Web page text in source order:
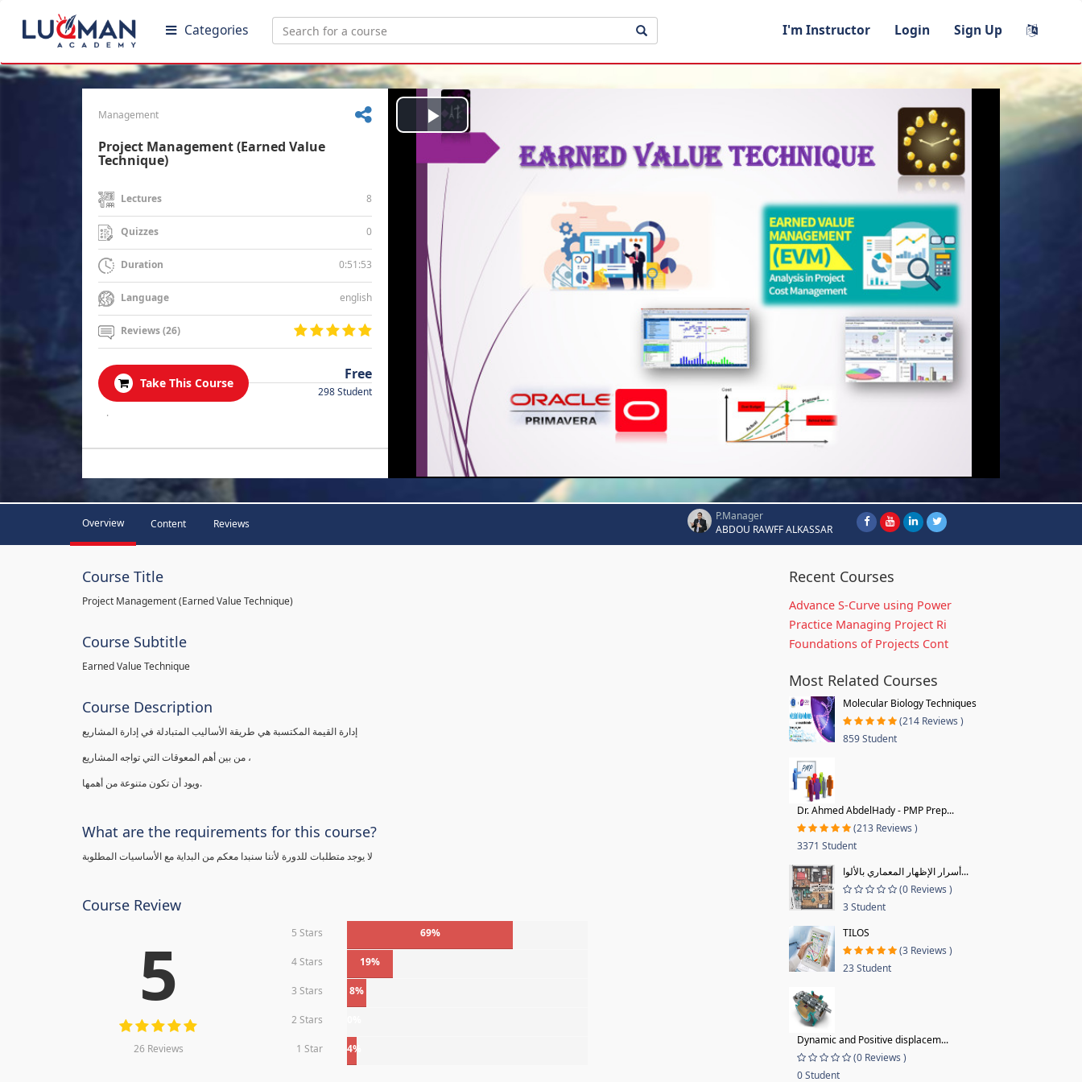
Categories I'm Instructor Login Sign Up
Management
Project Management (Earned Value
Technique)
Lectures 8
Quizzes 0
Duration 0:51:53
Language english
Reviews (26)
Take This Course
Free
298 Student
.
Play
Video
Overview Content Reviews
P.Manager
ABDOU RAWFF ALKASSAR
Course Title
Project Management (Earned Value Technique)
Course Subtitle
Earned Value Technique
Course Description
إدارة القيمة المكتسبة هي طريقة الأساليب المتبادلة في إدارة المشاريع
من بين أهم المعوقات التي تواجه المشاريع ،
ويود أن تكون متنوعة من أهمها.
What are the requirements for this course?
لا يوجد متطلبات للدورة لأننا سنبدا معكم من البداية مع الأساسيات المطلوبة
Course Review
5
26 Reviews
5 Stars 69%
4 Stars 19%
3 Stars 8%
2 Stars
1 Star 4%
Recent Courses
Advance S-Curve using Power
Practice Managing Project Ri
Foundations of Projects Cont
Most Related Courses
Molecular Biology Techniques
(214 Reviews )
859 Student
Dr. Ahmed AbdelHady - PMP Prep...
(213 Reviews )
3371 Student
أسرار الإظهار المعماري بالألوا...
(0 Reviews )
3 Student
TILOS
(3 Reviews )
23 Student
Dynamic and Positive displacem...
(0 Reviews )
0 Student